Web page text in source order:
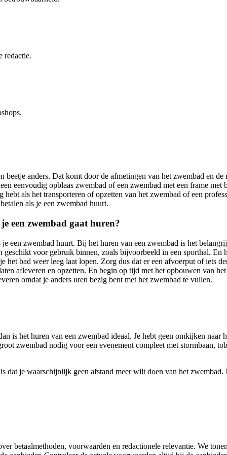
redactie.
anders. Dat komt door de afmetingen van het zwembad en
eenvoudig opblaas zwembad of een zwembad met een frame
als het transporteren of opzetten van het zwembad of een
als je een zwembad huurt.
een zwembad gaat huren?
een zwembad huurt. Bij het huren van een zwembad is het
voor gebruik binnen, zoals bijvoorbeeld in een sporthal. En
het bad weer leeg laat lopen. Zorg dus dat er een afvoerput of iets
afleveren en opzetten. En begin op tijd met het opbouwen van
omdat je anders uren bezig bent met het zwembad te vullen.
is het huren van een zwembad ideaal. Je hebt geen omkijken naar
zwembad nodig voor een evenement compleet met stormbaan,
dat je waarschijnlijk geen afstand meer wilt doen van het
betaalmethoden, voorwaarden en redactionele relevantie. We